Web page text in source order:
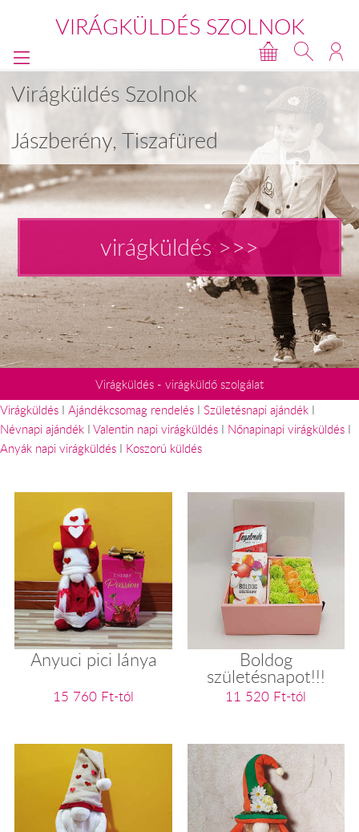
VIRÁGKÜLDÉS SZOLNOK
Virágküldés Szolnok
Jászberény, Tiszafüred
virágküldés >>>
Virágküldés - virágküldő szolgálat
Virágküldés I Ajándékcsomag rendelés I Születésnapi ajándék I
Névnapi ajándék I Valentin napi virágküldés I Nőnapinapi virágküldés I
Anyák napi virágküldés I Koszorú küldés
Anyuci pici lánya
15 760 Ft-tól
Boldog
születésnapot!!!
11 520 Ft-tól